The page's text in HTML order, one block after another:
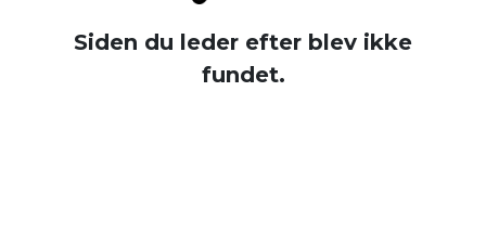
Siden du leder efter blev ikke
fundet.